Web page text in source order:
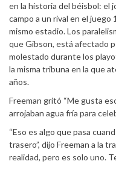
en la historia del béisbol: el
campo a un rival en el juego
mismo estadio. Los
que Gibson, está afectado
molestado durante los
la misma tribuna en la que
años.
Freeman gritó “Me gusta
arrojaban agua fría para
“Eso es algo que pasa
trasero”, dijo Freeman a la
realidad, pero es solo uno.